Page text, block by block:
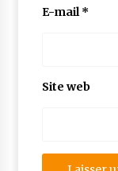
E-mail*
Site web